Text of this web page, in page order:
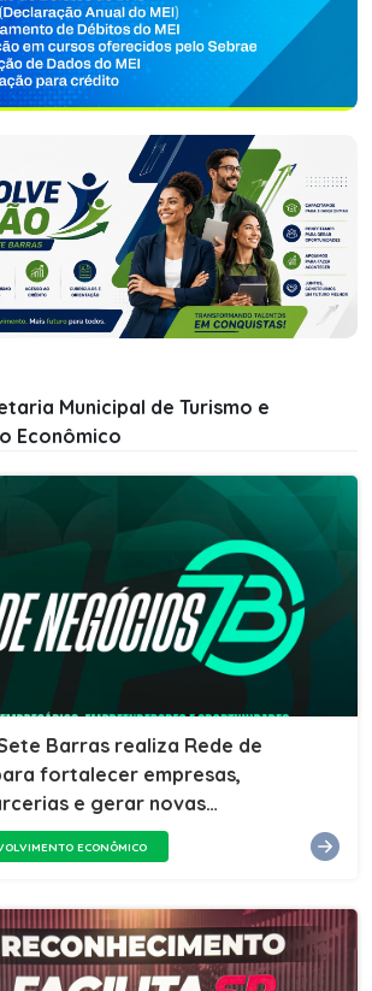
Municipal de Turismo e
Econômico
Barras realiza Rede de
fortalecer empresas,
e gerar novas
ECONÔMICO